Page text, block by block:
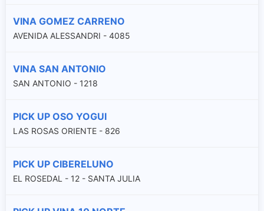
VINA GOMEZ CARRENO
AVENIDA ALESSANDRI - 4085
VINA SAN ANTONIO
SAN ANTONIO - 1218
PICK UP OSO YOGUI
LAS ROSAS ORIENTE - 826
PICK UP CIBERELUNO
EL ROSEDAL - 12 - SANTA JULIA